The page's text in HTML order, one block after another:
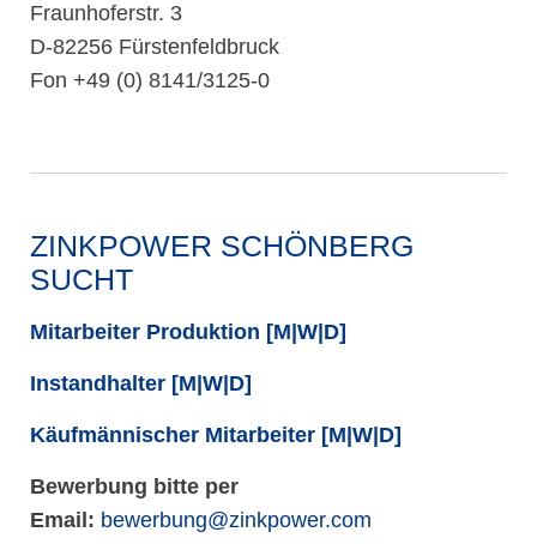
Fraunhoferstr. 3
D-82256 Fürstenfeldbruck
Fon +49 (0) 8141/3125-0
ZINKPOWER SCHÖNBERG
SUCHT
Mitarbeiter Produktion [M|W|D]
Instandhalter [M|W|D]
Käufmännischer Mitarbeiter [M|W|D]
Bewerbung bitte per
Email: bewerbung@zinkpower.com